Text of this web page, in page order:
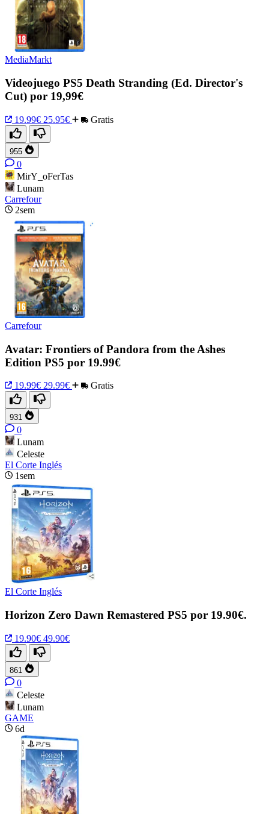
MediaMarkt
Videojuego PS5 Death Stranding (Ed. Director's
Cut) por 19,99€
19.99€ 25.95€ Gratis
955
0
MirY_oFerTas
Lunam
Carrefour
2sem
Carrefour
Avatar: Frontiers of Pandora from the Ashes
Edition PS5 por 19.99€
19.99€ 29.99€ Gratis
931
0
Lunam
Celeste
El Corte Inglés
1sem
El Corte Inglés
Horizon Zero Dawn Remastered PS5 por 19.90€.
19.90€ 49.90€
861
0
Celeste
Lunam
GAME
6d